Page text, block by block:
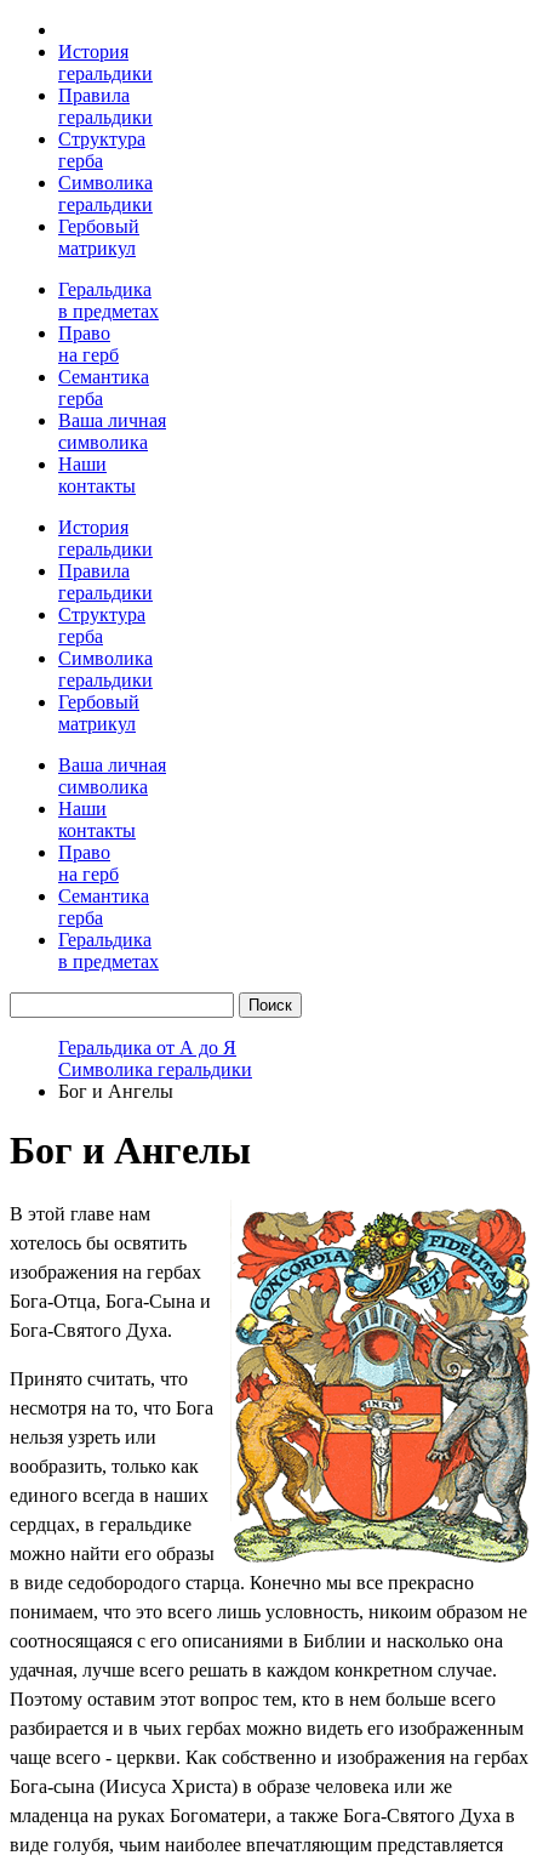
История
геральдики
Правила
геральдики
Структура
герба
Символика
геральдики
Гербовый
матрикул
Геральдика
в предметах
Право
на герб
Семантика
герба
Ваша личная
символика
Наши
контакты
История
геральдики
Правила
геральдики
Структура
герба
Символика
геральдики
Гербовый
матрикул
Ваша личная
символика
Наши
контакты
Право
на герб
Семантика
герба
Геральдика
в предметах
Геральдика от А до Я
Символика геральдики
Бог и Ангелы
Бог и Ангелы
В этой главе нам
хотелось бы освятить
изображения на гербах
Бога-Отца, Бога-Сына и
Бога-Святого Духа.
Принято считать, что
несмотря на то, что Бога
нельзя узреть или
вообразить, только как
единого всегда в наших
сердцах, в геральдике
можно найти его образы
в виде седобородого старца. Конечно мы все прекрасно
понимаем, что это всего лишь условность, никоим образом не
соотносящаяся с его описаниями в Библии и насколько она
удачная, лучше всего решать в каждом конкретном случае.
Поэтому оставим этот вопрос тем, кто в нем больше всего
разбирается и в чьих гербах можно видеть его изображенным
чаще всего - церкви. Как собственно и изображения на гербах
Бога-сына (Иисуса Христа) в образе человека или же
младенца на руках Богоматери, а также Бога-Святого Духа в
виде голубя, чьим наиболее впечатляющим представляется